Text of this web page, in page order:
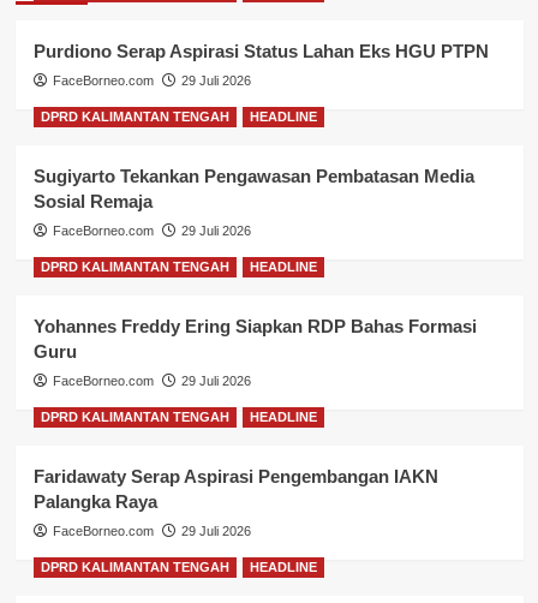
Purdiono Serap Aspirasi Status Lahan Eks HGU PTPN
FaceBorneo.com 29 Juli 2026
DPRD KALIMANTAN TENGAH HEADLINE
Sugiyarto Tekankan Pengawasan Pembatasan Media
Sosial Remaja
FaceBorneo.com 29 Juli 2026
DPRD KALIMANTAN TENGAH HEADLINE
Yohannes Freddy Ering Siapkan RDP Bahas Formasi
Guru
FaceBorneo.com 29 Juli 2026
DPRD KALIMANTAN TENGAH HEADLINE
Faridawaty Serap Aspirasi Pengembangan IAKN
Palangka Raya
FaceBorneo.com 29 Juli 2026
DPRD KALIMANTAN TENGAH HEADLINE